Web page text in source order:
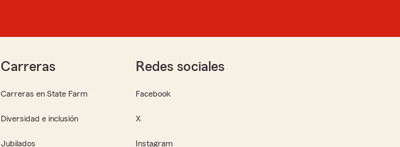
Carreras
Carreras en State Farm
Diversidad e inclusión
Jubilados
Redes sociales
Facebook
X
Instagram